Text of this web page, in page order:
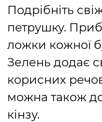
Подрібніть
петрушку.
ложки кожної
Зелень додає
корисних
можна також
кінзу.